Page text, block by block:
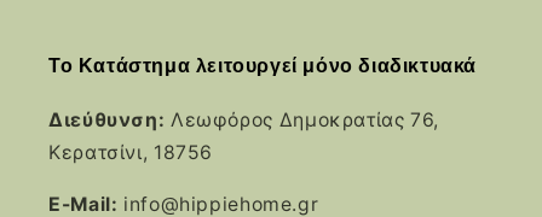
Το Κατάστημα λειτουργεί μόνο διαδικτυακά
Διεύθυνση: Λεωφόρος Δημοκρατίας 76,
Κερατσίνι, 18756
E-Mail: info@hippiehome.gr